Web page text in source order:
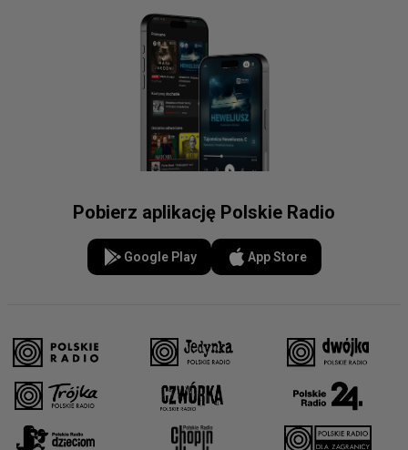
Pobierz aplikację Polskie Radio
Google Play App Store